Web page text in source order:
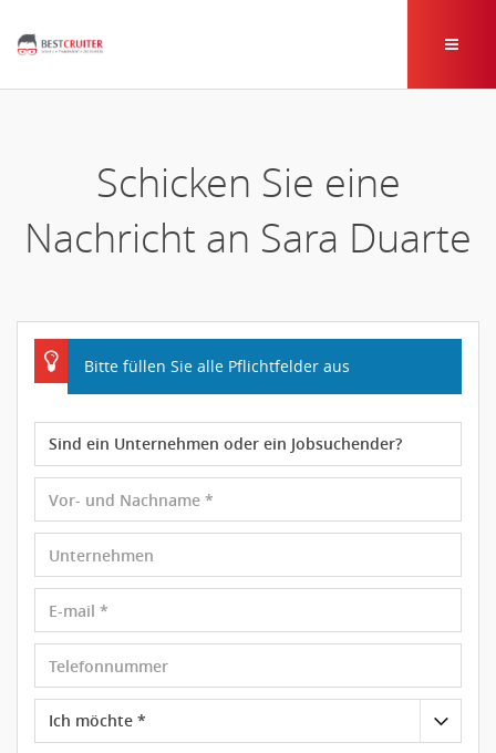
Schicken Sie eine
Nachricht an Sara Duarte
Bitte füllen Sie alle Pflichtfelder aus